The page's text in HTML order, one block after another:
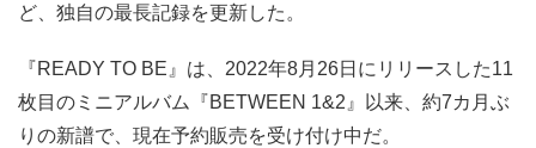
ど、独自の最長記録を更新した。
『READY TO BE』は、2022年8月26日にリリースした11
枚目のミニアルバム『BETWEEN 1&2』以来、約7カ月ぶ
りの新譜で、現在予約販売を受け付け中だ。